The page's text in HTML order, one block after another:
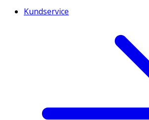
Kundservice